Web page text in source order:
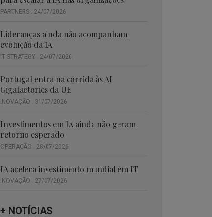
PARTNERS . 24/07/2026
Lideranças ainda não acompanham
evolução da IA
IT STRATEGY . 24/07/2026
Portugal entra na corrida às AI
Gigafactories da UE
INOVAÇÃO . 31/07/2026
Investimentos em IA ainda não geram
retorno esperado
OPERAÇÃO . 28/07/2026
IA acelera investimento mundial em IT
INOVAÇÃO . 27/07/2026
+ NOTÍCIAS